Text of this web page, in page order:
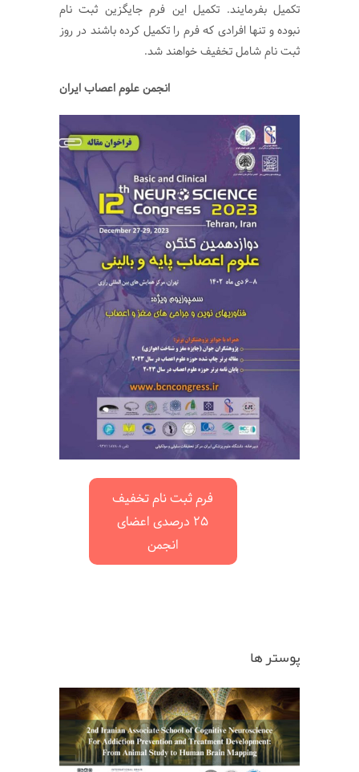
تکمیل بفرمایند. تکمیل این فرم جایگزین ثبت نام
نبوده و تنها افرادی که فرم را تکمیل کرده باشند در روز
ثبت نام شامل تخفیف خواهند شد.
انجمن علوم اعصاب ایران
فرم ثبت نام تخفیف
25 درصدی اعضای
انجمن
پوستر ها